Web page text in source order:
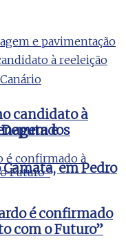
e
em Pedro
candidato à
é confirmado
com o Futuro”